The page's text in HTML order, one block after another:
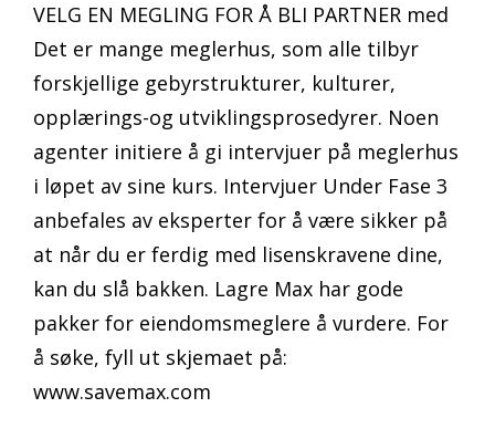
VELG EN MEGLING FOR Å BLI PARTNER med
Det er mange meglerhus, som alle tilbyr
forskjellige gebyrstrukturer, kulturer,
opplærings-og utviklingsprosedyrer. Noen
agenter initiere å gi intervjuer på meglerhus
i løpet av sine kurs. Intervjuer Under Fase 3
anbefales av eksperter for å være sikker på
at når du er ferdig med lisenskravene dine,
kan du slå bakken. Lagre Max har gode
pakker for eiendomsmeglere å vurdere. For
å søke, fyll ut skjemaet på:
www.savemax.com